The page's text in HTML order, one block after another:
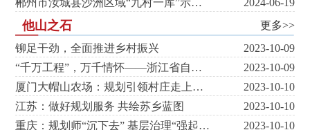
他山之石
更多>>
铆足干劲，全面推进乡村振兴
2023-10-09
“千万工程”，万千情怀——浙江省自然资源管理工作支撑“千万工程”见闻
2023-10-09
厦门大帽山农场：规划引领村庄走上振兴路
2023-10-10
江苏：做好规划服务 共绘苏乡蓝图
2023-10-10
重庆：规划师“沉下去” 基层治理“强起来”
2023-10-10